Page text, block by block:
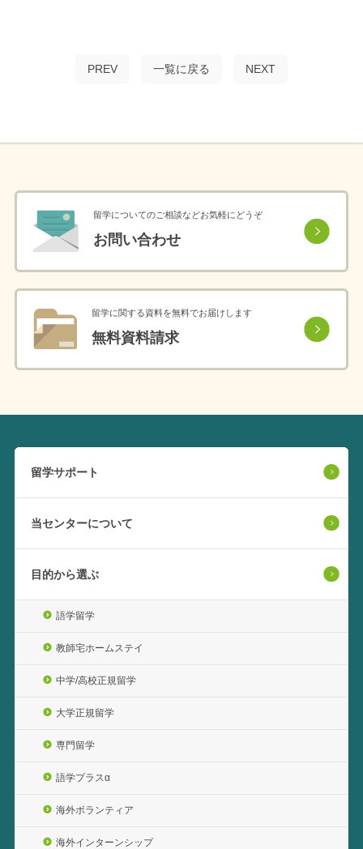
PREV 一覧に戻る NEXT
留学についてのご相談などお気軽にどうぞ
お問い合わせ
留学に関する資料を無料でお届けします
無料資料請求
留学サポート
当センターについて
目的から選ぶ
語学留学
教師宅ホームステイ
中学/高校正規留学
大学正規留学
専門留学
語学プラスα
海外ボランティア
海外インターンシップ